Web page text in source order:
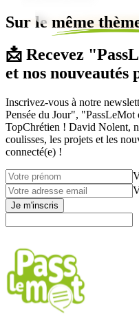
Sur le même
📩 Recevez
et nos nouveautés
Inscrivez-vous à notre
Pensée du Jour", "PassLeMot
TopChrétien ! David Nolent,
coulisses, les projets et les
connecté(e) !
Je m'inscris